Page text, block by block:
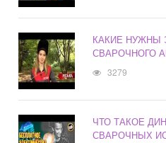
КАКИЕ НУЖНЫ
СВАРОЧНОГО
3279
ЧТО ТАКОЕ
СВАРОЧНЫХ